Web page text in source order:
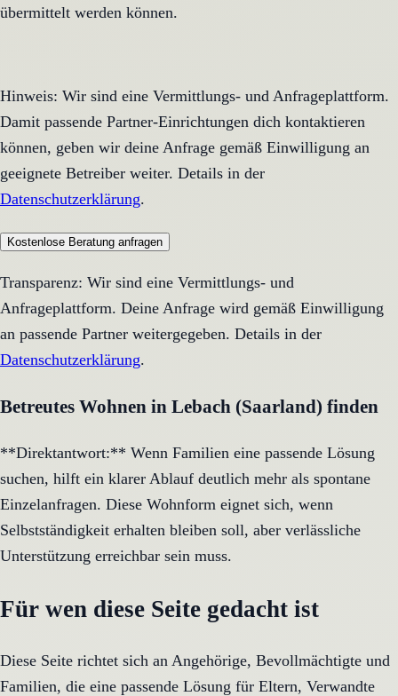
übermittelt werden können.
Hinweis: Wir sind eine Vermittlungs- und Anfrageplattform.
Damit passende Partner-Einrichtungen dich kontaktieren
können, geben wir deine Anfrage gemäß Einwilligung an
geeignete Betreiber weiter. Details in der
Datenschutzerklärung.
Kostenlose Beratung anfragen
Transparenz: Wir sind eine Vermittlungs- und
Anfrageplattform. Deine Anfrage wird gemäß Einwilligung
an passende Partner weitergegeben. Details in der
Datenschutzerklärung.
Betreutes Wohnen in Lebach (Saarland) finden
**Direktantwort:** Wenn Familien eine passende Lösung
suchen, hilft ein klarer Ablauf deutlich mehr als spontane
Einzelanfragen. Diese Wohnform eignet sich, wenn
Selbstständigkeit erhalten bleiben soll, aber verlässliche
Unterstützung erreichbar sein muss.
Für wen diese Seite gedacht ist
Diese Seite richtet sich an Angehörige, Bevollmächtigte und
Familien, die eine passende Lösung für Eltern, Verwandte